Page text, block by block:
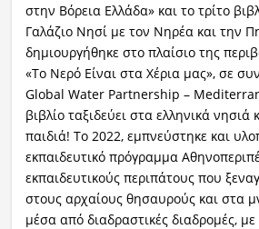
στην Βόρεια Ελλάδα» και το τρίτο
Γαλάζιο Νησί με τον Νηρέα και την
δημιουργήθηκε στο πλαίσιο της
«Το Νερό Είναι στα Χέρια μας», σε
Global Water Partnership –
βιβλίο ταξιδεύει στα ελληνικά νησιά
παιδιά! Το 2022, εμπνεύστηκε και
εκπαιδευτικό πρόγραμμα
εκπαιδευτικούς περιπάτους που
στους αρχαίους θησαυρούς και στα
μέσα από διαδραστικές διαδρομές,